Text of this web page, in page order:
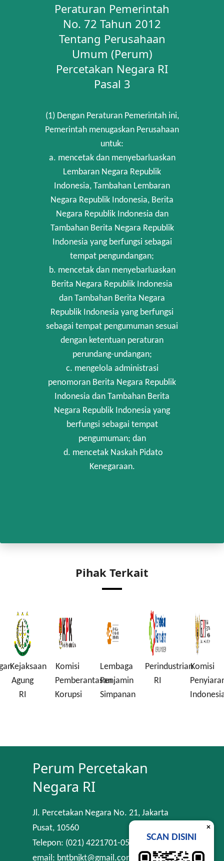
Peraturan Pemerintah
No. 72 Tahun 2012
Tentang Perusahaan
Umum (Perum)
Percetakan Negara RI
Pasal 3
(1) Dengan Peraturan Pemerintah ini,
Pemerintah menugaskan Perusahaan
untuk:
a. mencetak dan menyebarluaskan
Lembaran Negara Republik
Indonesia, Tambahan Lembaran
Negara Republik Indonesia, Berita
Negara Republik Indonesia dan
Tambahan Berita Negara Republik
Indonesia yang berfungsi sebagai
tempat pengundangan;
b. mencetak dan menyebarluaskan
Berita Negara Republik Indonesia
dan Tambahan Berita Negara
Republik Indonesia yang berfungsi
sebagai tempat pengumuman sesuai
dengan ketentuan peraturan
perundang-undangan;
c. mengelola administrasi
penomoran Berita Negara Republik
Indonesia dan Tambahan Berita
Negara Republik Indonesia yang
berfungsi sebagai tempat
pengumuman; dan
d. mencetak Naskah Pidato
Kenegaraan.
Pihak Terkait
Kejaksaan
Agung
RI
Komisi
Pemberantasan
Korupsi
Lembaga
Penjamin
Simpanan
Perindustrian
RI
Komisi
Perum Percetakan
Negara RI
Jl. Percetakan Negara No. 21, Jakarta
Pusat, 10560
Telepon: (021) 4221701-05
email: bntbnjkt@gmail.com
×
SCAN DISINI